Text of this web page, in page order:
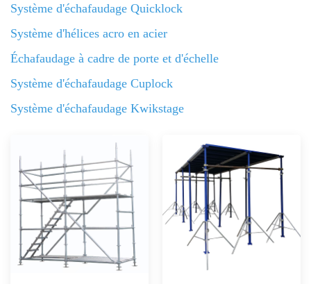
Système d'échafaudage Quicklock
Système d'hélices acro en acier
Échafaudage à cadre de porte et d'échelle
Système d'échafaudage Cuplock
Système d'échafaudage Kwikstage